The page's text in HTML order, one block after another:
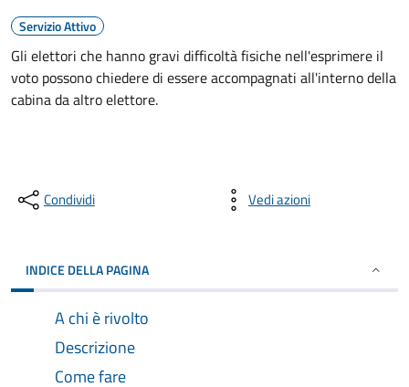
Servizio Attivo
Gli elettori che hanno gravi difficoltà fisiche nell'esprimere il
voto possono chiedere di essere accompagnati all'interno della
cabina da altro elettore.
Condividi Vedi azioni
INDICE DELLA PAGINA
A chi è rivolto
Descrizione
Come fare